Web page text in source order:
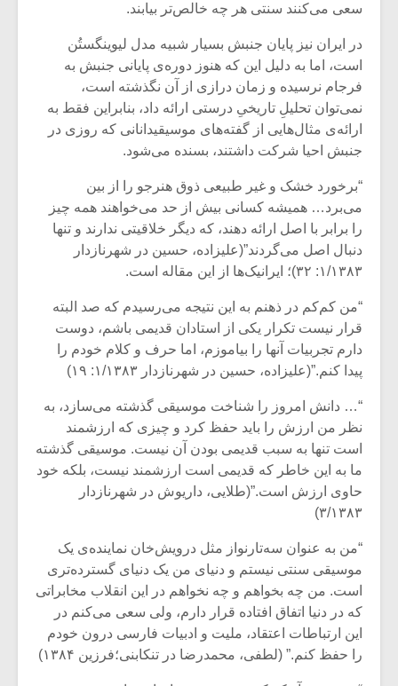
سعی می‌کنند سنتی هر چه خالص‌تر بیابند.
در ایران نیز پایان جنبش بسیار شبیه مدل لیوینگستُن
است، اما به دلیل این که هنوز دوره‌ی پایانی جنبش به
فرجام نرسیده و زمان درازی از آن نگذشته است،
نمی‌توان تحلیلِ تاریخیِ درستی ارائه داد، بنابراین فقط به
ارائه‌ی مثال‌هایی از گفته‌های موسیقیدانانی که روزی در
جنبش احیا شرکت داشتند، بسنده می‌شود.
“برخورد خشک و غیر طبیعی ذوق هنرجو را از بین
می‌برد… همیشه کسانی بیش از حد می‌خواهند همه چیز
را برابر با اصل ارائه دهند، که دیگر خلاقیتی ندارند و تنها
دنبال اصل می‌گردند”(علیزاده، حسین در شهرنازدار
۱/۱۳۸۳: ۳۲)؛ ایرانیک‌ها از این مقاله است.
“من کم‌کم در ذهنم به این نتیجه می‌رسیدم که صد البته
قرار نیست تکرار یکی از استادان قدیمی باشم، دوست
دارم تجربیات آنها را بیاموزم، اما حرف و کلام خودم را
پیدا کنم.”(علیزاده، حسین در شهرنازدار ۱/۱۳۸۳: ۱۹)
“… دانش امروز را شناخت موسیقی گذشته می‌سازد، به
نظر من ارزش را باید حفظ کرد و چیزی که ارزشمند
است تنها به سبب قدیمی بودن آن نیست. موسیقی گذشته
ما به این خاطر که قدیمی است ارزشمند نیست، بلکه خود
حاوی ارزش است.”(طلایی، داریوش در شهرنازدار
۳/۱۳۸۳)
“من به عنوان سه‌‌تارنواز مثل درویش‌خان نماینده‌ی یک
موسیقی سنتی نیستم و دنیای من یک دنیای گسترده‌تری‌
است. من چه بخواهم و چه نخواهم در این انقلاب مخابراتی
که در دنیا اتفاق افتاده قرار دارم، ولی سعی می‌کنم در
این ارتباطات اعتقاد، ملیت و ادبیات فارسی درون خودم
را حفظ کنم.” (لطفی، محمدرضا در تنکابنی؛فرزین ۱۳۸۴)
یادداشتی بر موسیقی
متن فیلم «متری
شیش و نیم»
اگر نمی توانی
مشهورترین باشی،
بدنام ترین باش
موسیقی